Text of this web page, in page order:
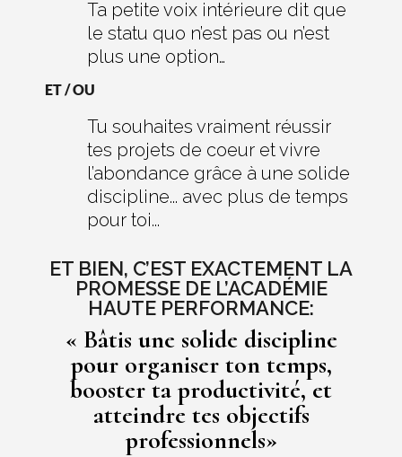
Ta petite voix intérieure dit que
le statu quo n’est pas ou n’est
plus une option…
ET / OU
Tu souhaites vraiment réussir
tes projets de coeur et vivre
l’abondance grâce à une solide
discipline... avec plus de temps
pour toi...
ET BIEN, C’EST EXACTEMENT LA
PROMESSE DE L’ACADÉMIE
HAUTE PERFORMANCE:
« Bâtis une solide discipline
pour organiser ton temps,
booster ta productivité, et
atteindre tes objectifs
professionnels»